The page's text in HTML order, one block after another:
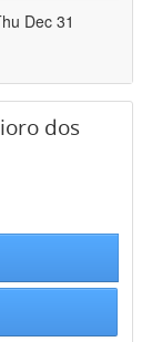
Dec 31
dos